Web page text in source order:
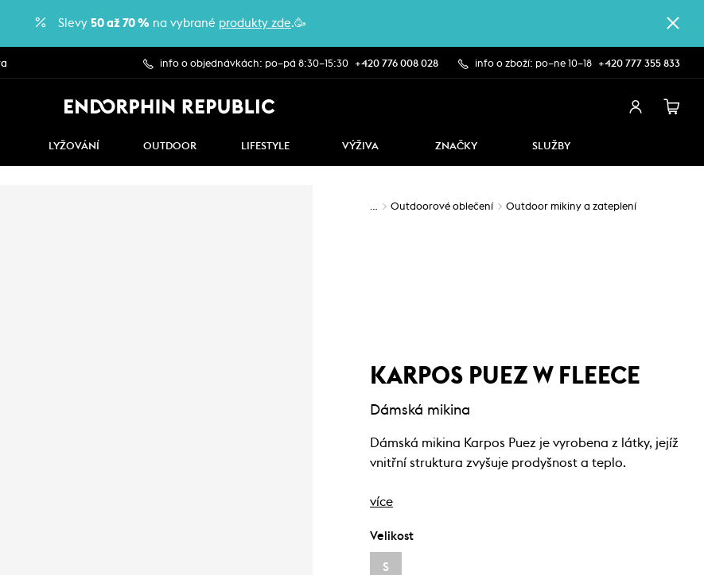
Slevy 50 až 70 % na vybrané produkty zde.🥳
info o objednávkách: po–pá 8:30–15:30 +420 776 008 028 info o zboží: po–ne 10–18 +420 777 355 833
LYŽOVÁNÍ OUTDOOR LIFESTYLE VÝŽIVA ZNAČKY SLUŽBY
… Outdoorové oblečení Outdoor mikiny a zateplení
KARPOS PUEZ W FLEECE
Dámská mikina
Dámská mikina Karpos Puez je vyrobena z látky, jejíž
vnitřní struktura zvyšuje prodyšnost a teplo.
více
Velikost
S